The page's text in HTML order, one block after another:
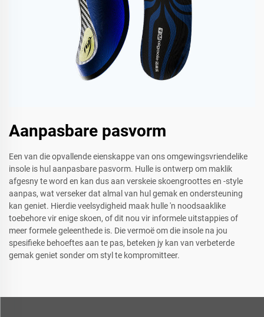
Aanpasbare pasvorm
Een van die opvallende eienskappe van ons omgewingsvriendelike
insole is hul aanpasbare pasvorm. Hulle is ontwerp om maklik
afgesny te word en kan dus aan verskeie skoengroottes en -style
aanpas, wat verseker dat almal van hul gemak en ondersteuning
kan geniet. Hierdie veelsydigheid maak hulle 'n noodsaaklike
toebehore vir enige skoen, of dit nou vir informele uitstappies of
meer formele geleenthede is. Die vermoë om die insole na jou
spesifieke behoeftes aan te pas, beteken jy kan van verbeterde
gemak geniet sonder om styl te kompromitteer.